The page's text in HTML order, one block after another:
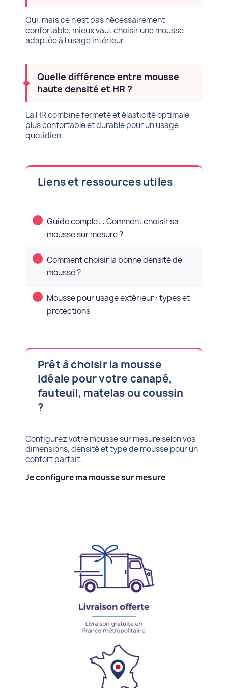
Oui, mais ce n'est pas nécessairement
confortable, mieux vaut choisir une mousse
adaptée à l'usage intérieur.
Quelle différence entre mousse
haute densité et HR ?
La HR combine fermeté et élasticité optimale,
plus confortable et durable pour un usage
quotidien.
Liens et ressources utiles
Guide complet : Comment choisir sa
mousse sur mesure ?
Comment choisir la bonne densité de
mousse ?
Mousse pour usage extérieur : types et
protections
Prêt à choisir la mousse
idéale pour votre canapé,
fauteuil, matelas ou coussin
?
Configurez votre mousse sur mesure selon vos
dimensions, densité et type de mousse pour un
confort parfait.
Je configure ma mousse sur mesure